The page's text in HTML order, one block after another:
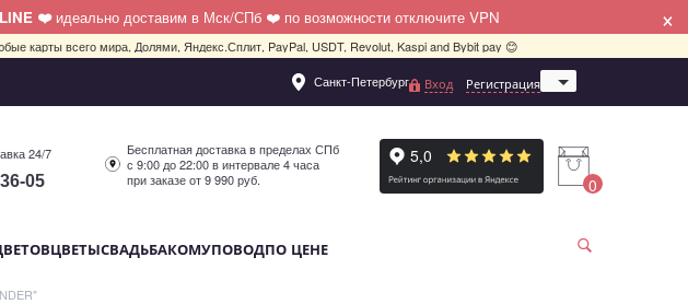
❤️ идеально доставим в Мск/СПб ❤️ по возможности отключите VPN ×
карты всего мира, Долями, Яндекс.Сплит, PayPal, USDT, Revolut, Kaspi and Bybit pay 😊
Санкт-Петербург
Москва
Вход Регистрация
24/7
05
Бесплатная доставка в пределах СПб
с 9:00 до 22:00 в интервале 4 часа
при заказе от 9 990 руб.
0
ЦВЕТЫСВАДЬБАКОМУПОВОДПО ЦЕНЕ